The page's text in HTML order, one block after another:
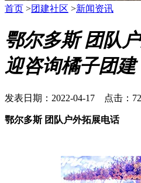
首页 >团建社区 >新闻资讯
鄂尔多斯 团队
迎咨询橘子团建
发表日期：2022-04-17 点击：
鄂尔多斯 团队户外拓展电话